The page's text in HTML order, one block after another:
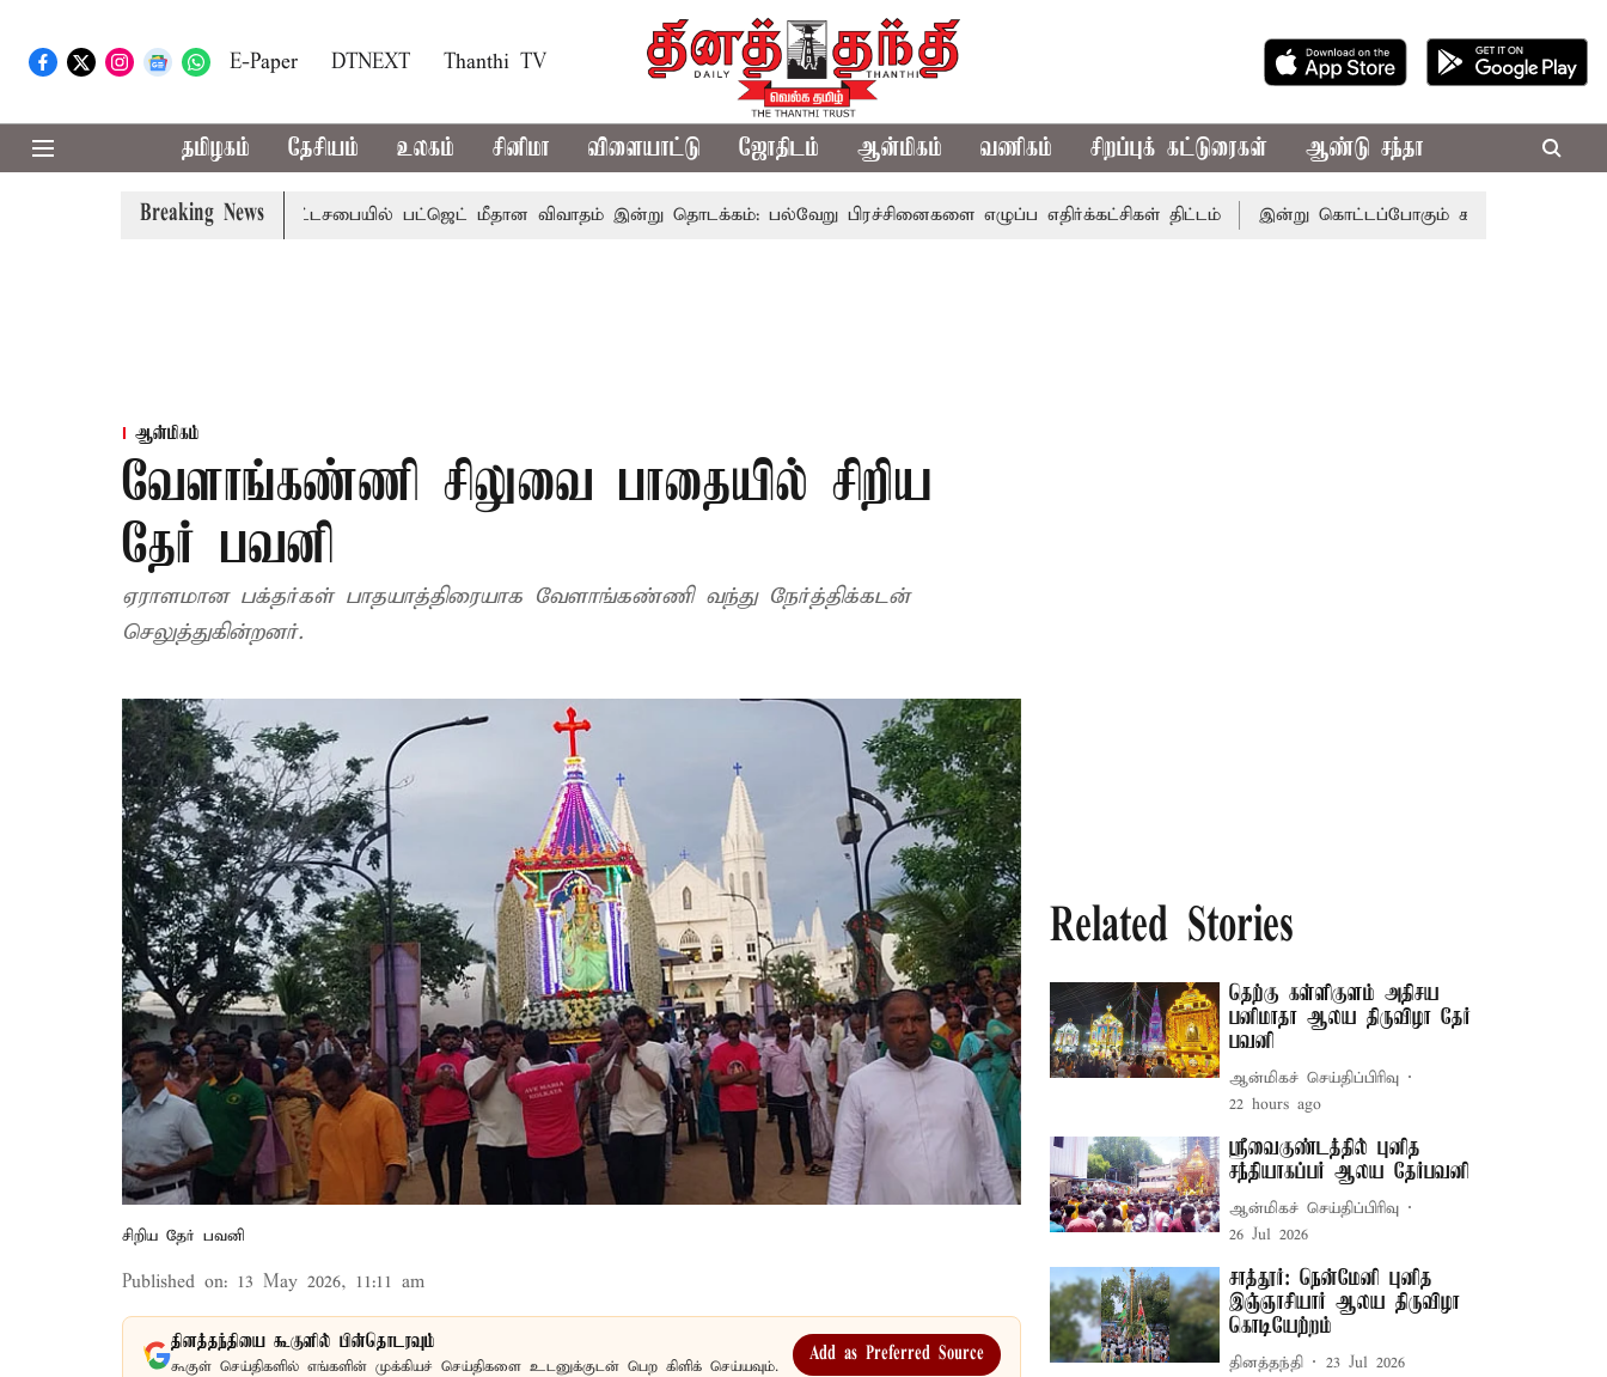
E-Paper DTNEXT Thanthi TV
தமிழகம் தேசியம் உலகம் சினிமா விளையாட்டு ஜோதிடம் ஆன்மிகம் வணிகம் சிறப்புக் கட்டுரைகள் ஆண்டு சந்தா
Breaking News
தடுமாற்றமா? சட்டசபையில் பட்ஜெட் மீதான விவாதம் இன்று தொடக்கம்: பல்வேறு பிரச்சினைகளை எழுப்ப எதிர்க்கட்சிகள் திட்டம் இன்று கொட்டப்போகும் கனமழை.. எந்தெந்த
ஆன்மிகம்
வேளாங்கண்ணி சிலுவை பாதையில் சிறிய
தேர் பவனி
ஏராளமான பக்தர்கள் பாதயாத்திரையாக வேளாங்கண்ணி வந்து நேர்த்திக்கடன்
செலுத்துகின்றனர்.
சிறிய தேர் பவனி
Published on: 13 May 2026, 11:11 am
தினத்தந்தியை கூகுளில் பின்தொடரவும்
கூகுள் செய்திகளில் எங்களின் முக்கியச் செய்திகளை உடனுக்குடன் பெற கிளிக் செய்யவும்.
Add as Preferred Source
Related Stories
தெற்கு கள்ளிகுளம் அதிசய
பனிமாதா ஆலய திருவிழா தேர்
பவனி
ஆன்மிகச் செய்திப்பிரிவு
22 hours ago
ஸ்ரீவைகுண்டத்தில் புனித
சந்தியாகப்பர் ஆலய தேர்பவனி
ஆன்மிகச் செய்திப்பிரிவு
26 Jul 2026
சாத்தூர்: நென்மேனி புனித
இஞ்ஞாசியார் ஆலய திருவிழா
கொடியேற்றம்
தினத்தந்தி 23 Jul 2026